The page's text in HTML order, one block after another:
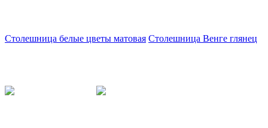
Столешница белые цветы матовая Столешница Венге глянец